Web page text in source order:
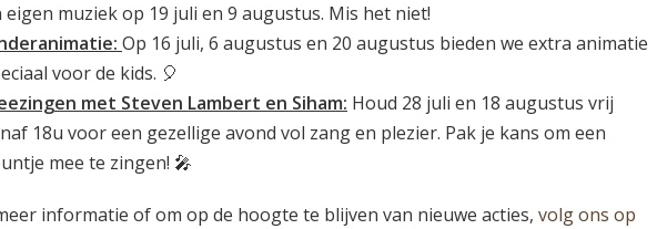
eigen muziek op 19 juli en 9 augustus. Mis het niet!
Op 16 juli, 6 augustus en 20 augustus bieden we extra animatie
voor de kids. 🎈
met Steven Lambert en Siham: Houd 28 juli en 18 augustus vrij
18u voor een gezellige avond vol zang en plezier. Pak je kans om een
mee te zingen! 🎤
informatie of om op de hoogte te blijven van nieuwe acties, volg ons op